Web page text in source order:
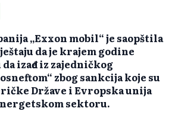
„Exxon mobil“ je saopštila
da je krajem godine
izađe iz zajedničkog
zbog sankcija koje su
Države i Evropska unija
sektoru.